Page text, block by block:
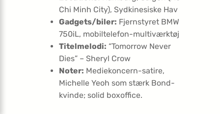
Chi Minh City), Sydkinesiske Hav
Gadgets/biler: Fjernstyret BMW
750iL, mobiltelefon-multiværktøj
Titelmelodi: “Tomorrow Never
Dies” – Sheryl Crow
Noter: Mediekoncern-satire,
Michelle Yeoh som stærk Bond-
kvinde; solid boxoffice.